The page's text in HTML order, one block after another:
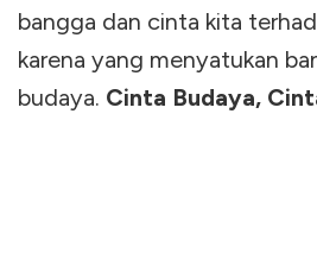
bangga dan cinta kita
karena yang menyatukan
budaya. Cinta Budaya,